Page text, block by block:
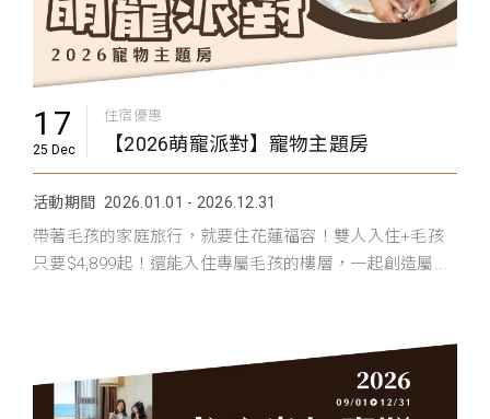
17
25 Dec
住宿優惠
【2026萌寵派對】寵物主題房
活動期間 2026.01.01 - 2026.12.31
帶著毛孩的家庭旅行，就要住花蓮福容！雙人入住+毛孩
只要$4,899起！還能入住專屬毛孩的樓層，一起創造屬...